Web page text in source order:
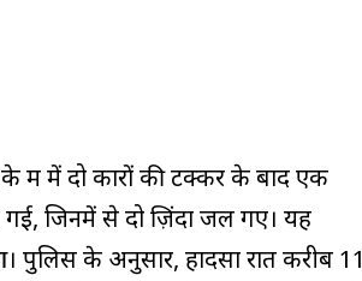
के महू में दो कारों की टक्कर के बाद एक
जिनमें से दो ज़िंदा जल गए। यह
पुलिस के अनुसार, हादसा रात करीब 11